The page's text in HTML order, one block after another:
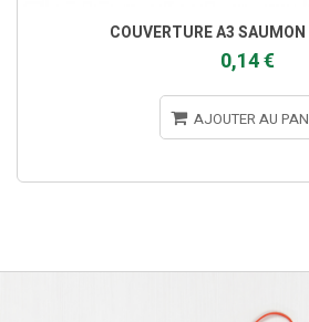
COUVERTURE A3
0,14 €
AJOUTER AU